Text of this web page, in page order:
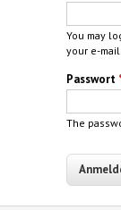
You may
your e-mail
Passwort
The